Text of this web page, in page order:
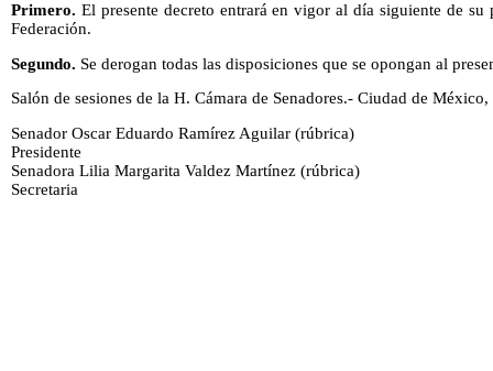
Primero. El presente decreto entrará en vigor al día siguiente de
Federación.
Segundo. Se derogan todas las disposiciones que se opongan al
Salón de sesiones de la H. Cámara de Senadores.- Ciudad de
Senador Oscar Eduardo Ramírez Aguilar (rúbrica)
Presidente
Senadora Lilia Margarita Valdez Martínez (rúbrica)
Secretaria